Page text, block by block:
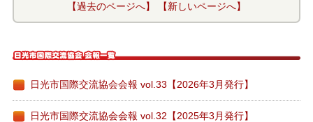
【過去のページへ】 【新しいページへ】
日光市国際交流協会会報 vol.33【2026年3月発行】
日光市国際交流協会会報 vol.32【2025年3月発行】